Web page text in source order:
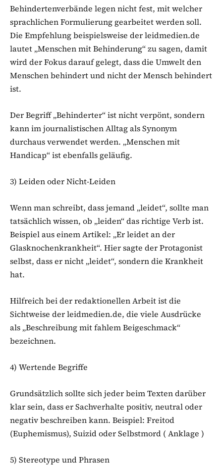
Behindertenverbände legen nicht fest, mit welcher
sprachlichen Formulierung gearbeitet werden soll.
Die Empfehlung beispielsweise der leidmedien.de
lautet „Menschen mit Behinderung“ zu sagen, damit
wird der Fokus darauf gelegt, dass die Umwelt den
Menschen behindert und nicht der Mensch behindert
ist.
Der Begriff „Behinderter“ ist nicht verpönt, sondern
kann im journalistischen Alltag als Synonym
durchaus verwendet werden. „Menschen mit
Handicap“ ist ebenfalls geläufig.
3) Leiden oder Nicht-Leiden
Wenn man schreibt, dass jemand „leidet“, sollte man
tatsächlich wissen, ob „leiden“ das richtige Verb ist.
Beispiel aus einem Artikel: „Er leidet an der
Glasknochenkrankheit“. Hier sagte der Protagonist
selbst, dass er nicht „leidet“, sondern die Krankheit
hat.
Hilfreich bei der redaktionellen Arbeit ist die
Sichtweise der leidmedien.de, die viele Ausdrücke
als „Beschreibung mit fahlem Beigeschmack“
bezeichnen.
4) Wertende Begriffe
Grundsätzlich sollte sich jeder beim Texten darüber
klar sein, dass er Sachverhalte positiv, neutral oder
negativ beschreiben kann. Beispiel: Freitod
(Euphemismus), Suizid oder Selbstmord ( Anklage )
5) Stereotype und Phrasen